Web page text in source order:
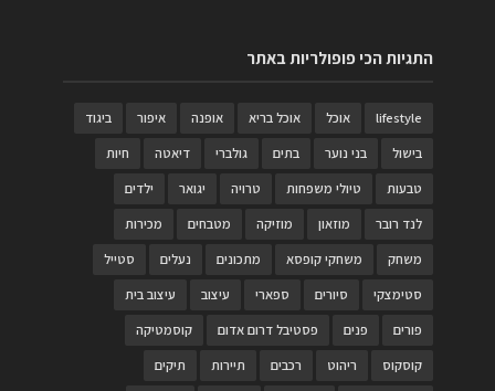
התגיות הכי פופולריות באתר
lifestyle אוכל אוכל בריא אופנה איפור
ביגוד
בישול
בני נוער בתים גולברי דיאטה
חיות
טבעות
טיולי משפחות טרויה יגואר
ילדים
לנד רובר
מוזאון מוזיקה מטבחים
מכירות
משחק
משחקי קופסא מתכונים נעלים
סטייל
סטימצקי
סיורים ספארי עיצוב
עיצוב בית
פורים
פנים פסטיבל דרום אדום
קוסמטיקה
קוסקוס
ריהוט רכבים תיירות
תיקים